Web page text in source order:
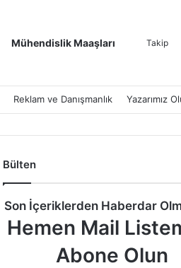
Mühendislik Maaşları Takip
Reklam ve Danışmanlık Yazarımız
Bülten
Son İçeriklerden Haberdar
Hemen Mail
Abone Olun